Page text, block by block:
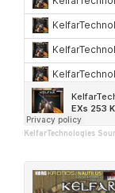
KelfarTechnologies